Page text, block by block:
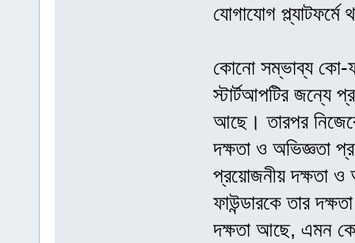
যোগাযোগ
কোনো সম্ভাব্য কো-
স্টার্টআপটির জন্যে
আছে। তারপর
দক্ষতা ও অভিজ্ঞতা
প্রয়োজনীয় দক্ষতা ও
ফাউন্ডারকে তার
দক্ষতা আছে, এমন